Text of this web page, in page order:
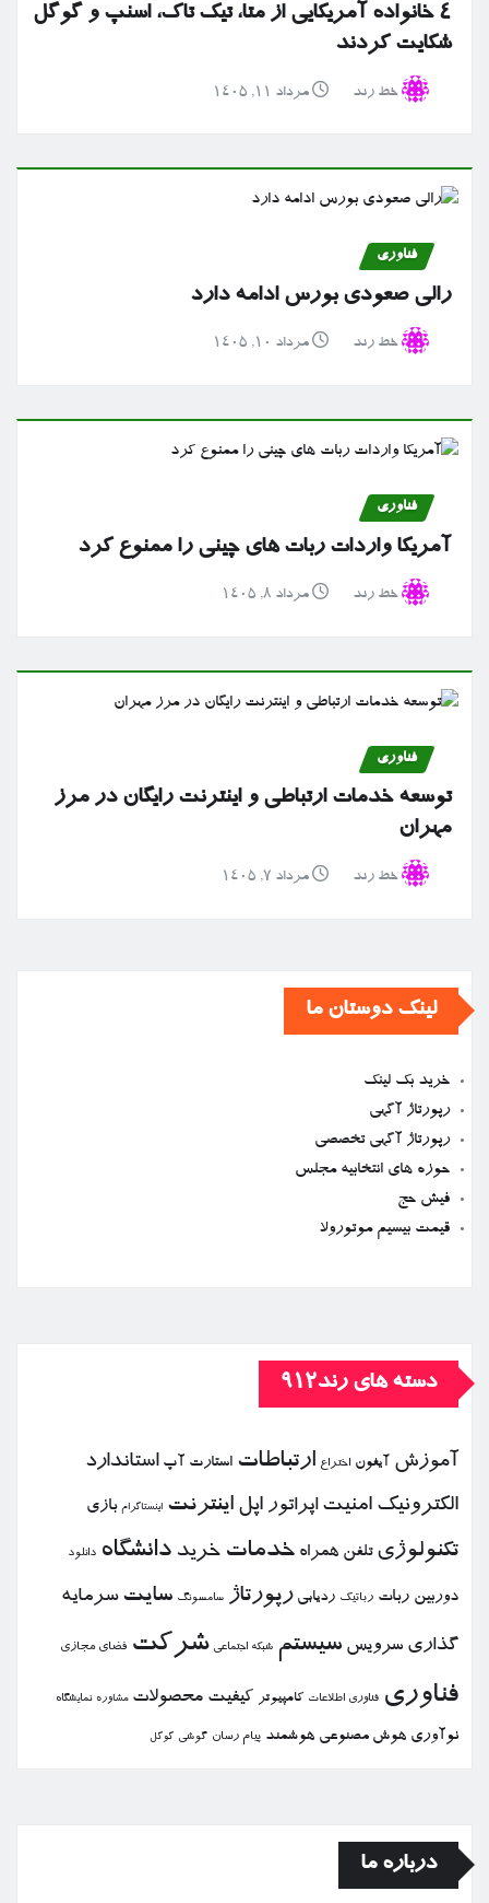
۴ خانواده آمریکایی از متا، تیک تاک، اسنپ و گوگل
شکایت کردند
خط رند مرداد ۱۱, ۱۴۰۵
فناوری
رالی صعودی بورس ادامه دارد
خط رند مرداد ۱۰, ۱۴۰۵
فناوری
آمریکا واردات ربات های چینی را ممنوع کرد
خط رند مرداد ۸, ۱۴۰۵
فناوری
توسعه خدمات ارتباطی و اینترنت رایگان در مرز
مهران
خط رند مرداد ۷, ۱۴۰۵
لینک دوستان ما
خرید بک لینک
رپورتاژ آگهی
رپورتاژ آگهی تخصصی
حوزه های انتخابیه مجلس
فیش حج
قیمت بیسیم موتورولا
دسته های رند912
آموزش آیفون اختراع ارتباطات استارت آپ استاندارد
الكترونیك امنیت اپراتور اپل اینترنت اینستاگرام بازی
تكنولوژی تلفن همراه خدمات خرید دانشگاه دانلود
دوربین ربات رباتیك ردیابی رپورتاژ سامسونگ سایت سرمایه
گذاری سرویس سیستم شبكه اجتماعی شركت فضای مجازی
فناوری فناوری اطلاعات كامپیوتر كیفیت محصولات مشاوره نمایشگاه
نوآوری هوش مصنوعی هوشمند پیام رسان گوشی گوگل
درباره ما